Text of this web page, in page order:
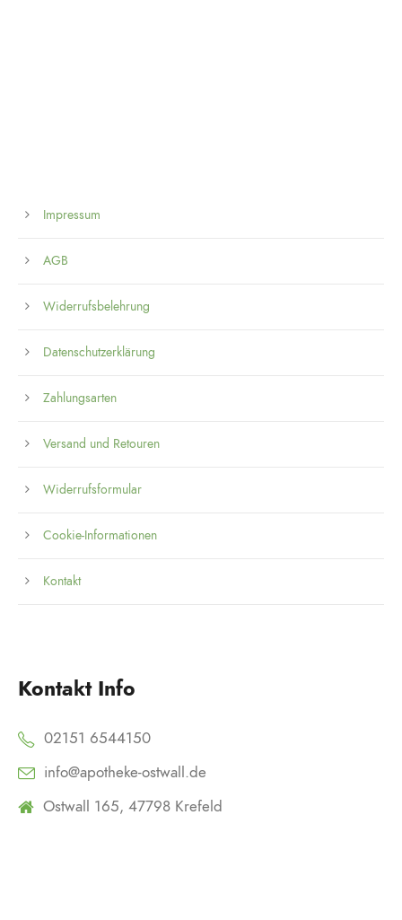
Impressum
AGB
Widerrufsbelehrung
Datenschutzerklärung
Zahlungsarten
Versand und Retouren
Widerrufsformular
Cookie-Informationen
Kontakt
Kontakt Info
02151 6544150
info@apotheke-ostwall.de
Ostwall 165, 47798 Krefeld